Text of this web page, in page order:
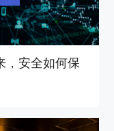
，安全如何保